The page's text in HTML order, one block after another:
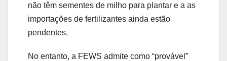
não têm sementes de milho para plantar e a as
importações de fertilizantes ainda estão
pendentes.
No entanto, a FEWS admite como “provável”